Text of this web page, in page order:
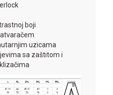
boji
uzicama
sa zaštitom i